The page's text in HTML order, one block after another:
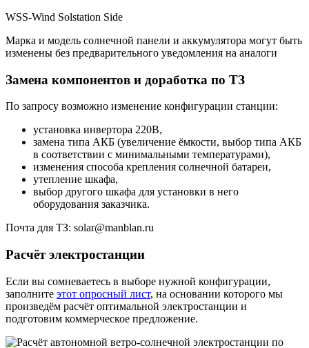
WSS-Wind Solstation Side
Марка и модель солнечной панели и аккумулятора могут быть
изменены без предварительного уведомления на аналоги
Замена компонентов и доработка по ТЗ
По запросу возможно изменение конфигурации станции:
установка инвертора 220В,
замена типа АКБ (увеличение ёмкости, выбор типа АКБ
в соответствии с минимальными температурами),
изменения способа крепления солнечной батареи,
утепление шкафа,
выбор другого шкафа для установки в него
оборудования заказчика.
Почта для ТЗ: solar@manblan.ru
Расчёт электростанции
Если вы сомневаетесь в выборе нужной конфигурации,
заполните этот опросный лист, на основании которого мы
произведём расчёт оптимальной электростанции и
подготовим коммерческое предложение.